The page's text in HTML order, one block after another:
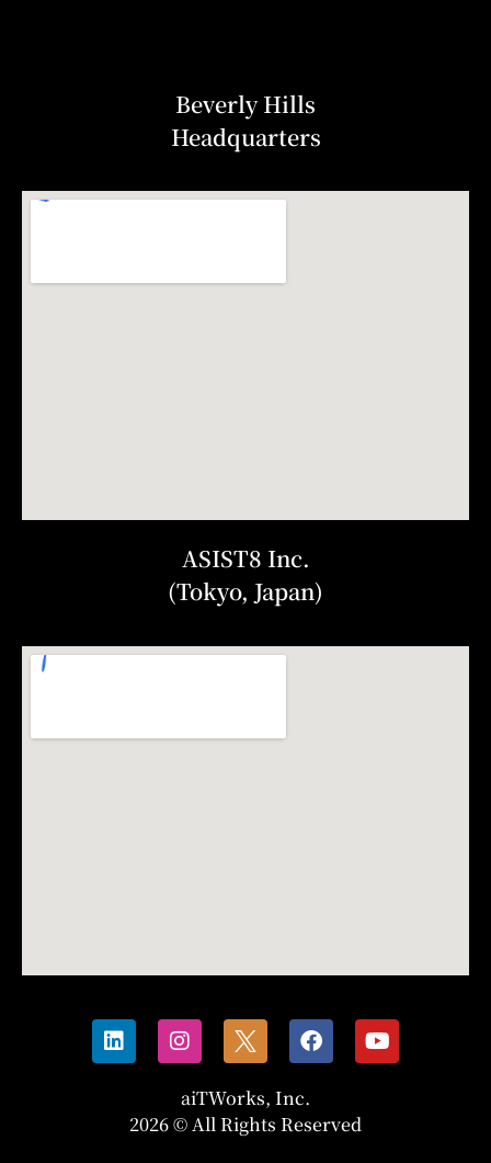
Beverly Hills
Headquarters
ASIST8 Inc.
(Tokyo, Japan)
aiTWorks, Inc.
2026 © All Rights Reserved